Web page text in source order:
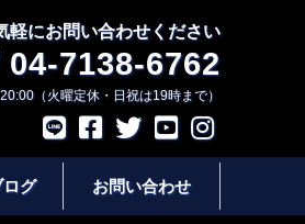
軽にお問い合わせください
04-7138-6762
（火曜定休・日祝は19時まで）
ログ お問い合わせ